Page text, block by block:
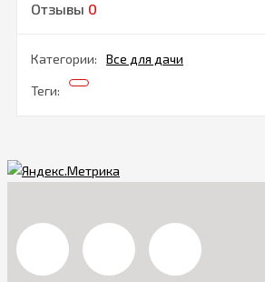
Отзывы 0
Категории: Все для дачи
Теги: